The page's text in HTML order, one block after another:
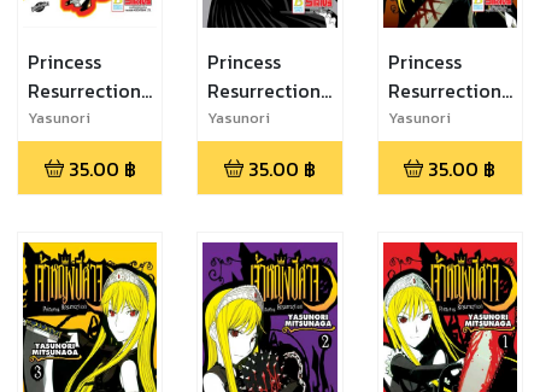
Princess
Resurrection
เจ้าหญิงปีศาจ
6
Yasunori
Mitsunaga
35.00 ฿
Princess
Resurrection
เจ้าหญิงปีศาจ 5
Yasunori
Mitsunaga
35.00 ฿
Princess
Resurrection
เจ้าหญิงปีศาจ
4
Yasunori
Mitsunaga
35.00 ฿